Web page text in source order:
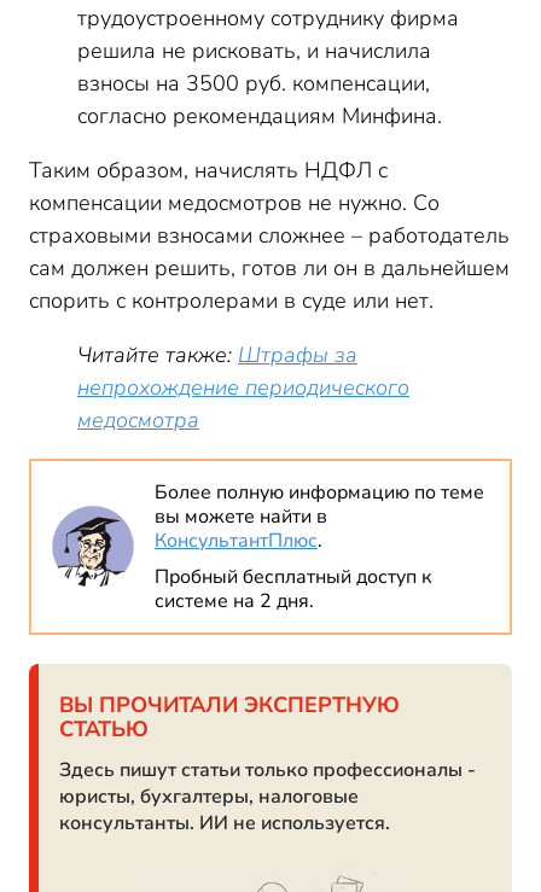
трудоустроенному сотруднику фирма
решила не рисковать, и начислила
взносы на 3500 руб. компенсации,
согласно рекомендациям Минфина.
Таким образом, начислять НДФЛ с
компенсации медосмотров не нужно. Со
страховыми взносами сложнее – работодатель
сам должен решить, готов ли он в дальнейшем
спорить с контролерами в суде или нет.
Читайте также: Штрафы за
непрохождение периодического
медосмотра
Более полную информацию по теме
вы можете найти в
КонсультантПлюс.
Пробный бесплатный доступ к
системе на 2 дня.
ВЫ ПРОЧИТАЛИ ЭКСПЕРТНУЮ
СТАТЬЮ
Здесь пишут статьи только профессионалы -
юристы, бухгалтеры, налоговые
консультанты. ИИ не используется.